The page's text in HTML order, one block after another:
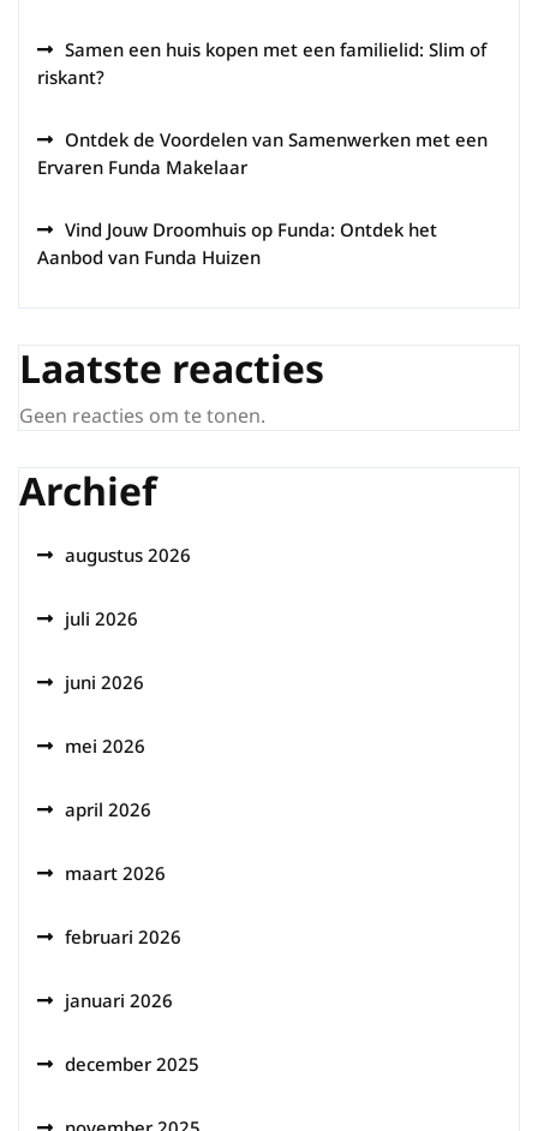
Samen een huis kopen met een familielid: Slim of
riskant?
Ontdek de Voordelen van Samenwerken met een
Ervaren Funda Makelaar
Vind Jouw Droomhuis op Funda: Ontdek het
Aanbod van Funda Huizen
Laatste reacties
Geen reacties om te tonen.
Archief
augustus 2026
juli 2026
juni 2026
mei 2026
april 2026
maart 2026
februari 2026
januari 2026
december 2025